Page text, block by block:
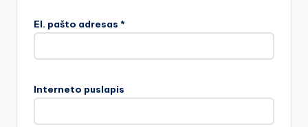
El. pašto adresas *
Interneto puslapis